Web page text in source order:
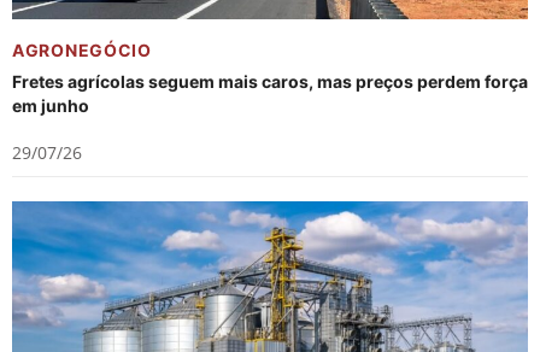
AGRONEGÓCIO
Fretes agrícolas seguem mais caros, mas preços perdem força
em junho
29/07/26